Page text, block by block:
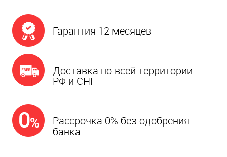
Гарантия 12 месяцев
Доставка по всей территории
РФ и СНГ
Рассрочка 0% без одобрения
банка